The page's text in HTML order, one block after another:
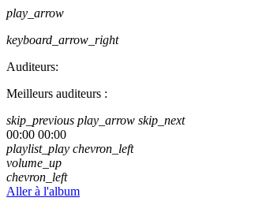
play_arrow
keyboard_arrow_right
Auditeurs:
Meilleurs auditeurs :
skip_previous play_arrow skip_next
00:00 00:00
playlist_play chevron_left
volume_up
chevron_left
Aller à l'album